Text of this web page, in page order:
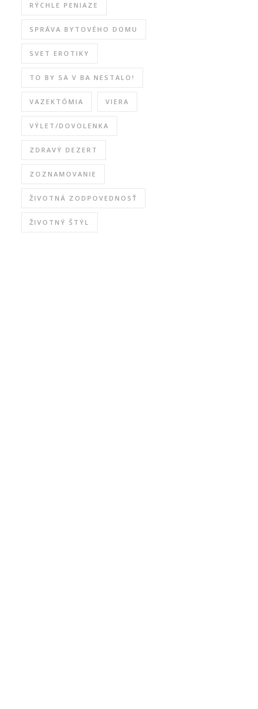
RÝCHLE PENIAZE
SPRÁVA BYTOVÉHO DOMU
SVET EROTIKY
TO BY SA V BA NESTALO!
VAZEKTÓMIA VIERA
VÝLET/DOVOLENKA
ZDRAVÝ DEZERT
ZOZNAMOVANIE
ŽIVOTNÁ ZODPOVEDNOSŤ
ŽIVOTNÝ ŠTÝL